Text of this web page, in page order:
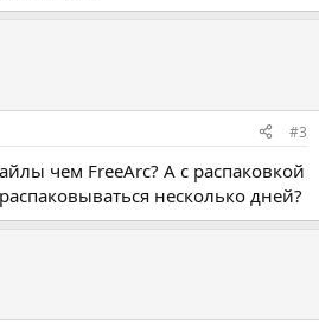
#3
чем FreeArc? А с распаковкой
несколько дней?